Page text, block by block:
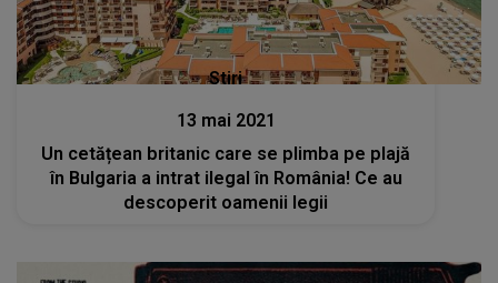
Stiri
13 mai 2021
Un cetățean britanic care se plimba pe plajă
în Bulgaria a intrat ilegal în România! Ce au
descoperit oamenii legii